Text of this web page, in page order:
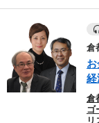
倉
経
倉
ゴ